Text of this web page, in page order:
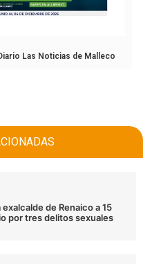
Las Noticias de Malleco
de Renaico a 15
por tres delitos sexuales